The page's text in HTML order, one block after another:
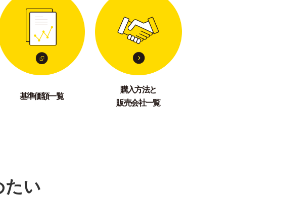
基準価額一覧
購入方法と
販売会社一覧
たい